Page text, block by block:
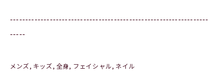
-----------------------------------------------------------------
-----
メンズ キッズ 全身 フェイシャル ネイル